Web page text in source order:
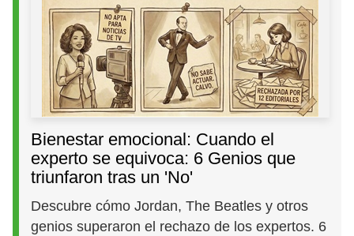
Bienestar emocional: Cuando el
experto se equivoca: 6 Genios que
triunfaron tras un 'No'
Descubre cómo Jordan, The Beatles y otros
genios superaron el rechazo de los expertos. 6